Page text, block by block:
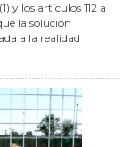
y los artículos 112 a
la solución
a la realidad